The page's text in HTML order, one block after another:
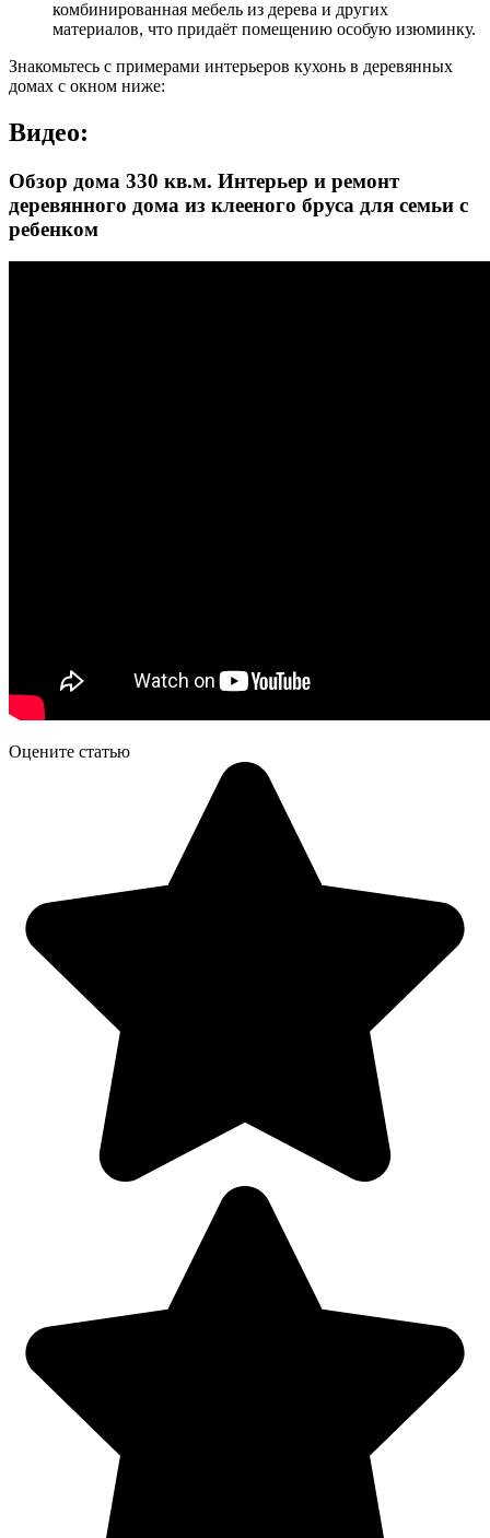
комбинированная мебель из дерева и других
материалов, что придаёт помещению особую изюминку.
Знакомьтесь с примерами интерьеров кухонь в деревянных
домах с окном ниже:
Видео:
Обзор дома 330 кв.м. Интерьер и ремонт
деревянного дома из клееного бруса для семьи с
ребенком
Оцените статью